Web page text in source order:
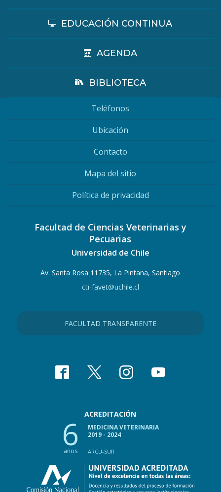
EDUCACIÓN CONTINUA
AGENDA
BIBLIOTECA
Teléfonos
Ubicación
Contacto
Mapa del sitio
Política de privacidad
Facultad de Ciencias Veterinarias y
Pecuarias
Universidad de Chile
Av. Santa Rosa 11735, La Pintana, Santiago
cti-favet@uchile.cl
FACULTAD TRANSPARENTE
ACREDITACIÓN
6
años
MEDICINA VETERINARIA
2019 - 2024
ARCU-SUR